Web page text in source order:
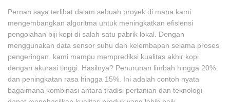
Pernah saya terlibat dalam sebuah proyek di mana kami
mengembangkan algoritma untuk meningkatkan efisiensi
pengolahan biji kopi di salah satu pabrik lokal. Dengan
menggunakan data sensor suhu dan kelembapan selama proses
pengeringan, kami mampu memprediksi kualitas akhir kopi
dengan akurasi tinggi. Hasilnya? Penurunan limbah hingga 20%
dan peningkatan rasa hingga 15%. Ini adalah contoh nyata
bagaimana kombinasi antara tradisi pertanian dan teknologi